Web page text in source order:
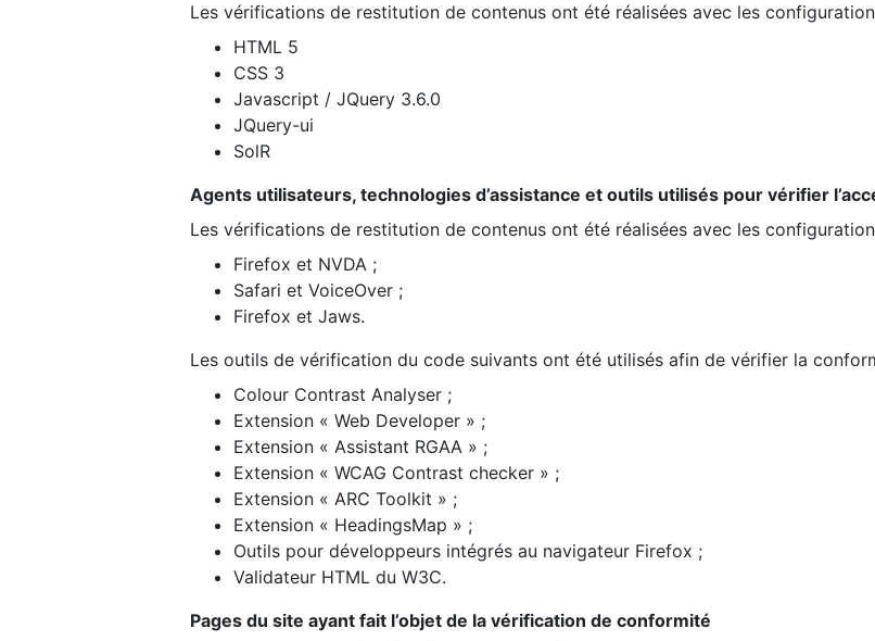
Les vérifications de restitution de contenus ont été réalisées avec les
HTML 5
CSS 3
Javascript / JQuery 3.6.0
JQuery-ui
SolR
Agents utilisateurs, technologies d’assistance et outils utilisés pour vérifier
Les vérifications de restitution de contenus ont été réalisées avec les
Firefox et NVDA ;
Safari et VoiceOver ;
Firefox et Jaws.
Les outils de vérification du code suivants ont été utilisés afin de vérifier la
Colour Contrast Analyser ;
Extension « Web Developer » ;
Extension « Assistant RGAA » ;
Extension « WCAG Contrast checker » ;
Extension « ARC Toolkit » ;
Extension « HeadingsMap » ;
Outils pour développeurs intégrés au navigateur Firefox ;
Validateur HTML du W3C.
Pages du site ayant fait l’objet de la vérification de conformité